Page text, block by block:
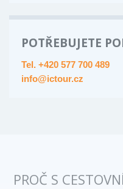
POTŘEBUJETE
Tel. +420 577 700 489
info@ictour.cz
PROČ S